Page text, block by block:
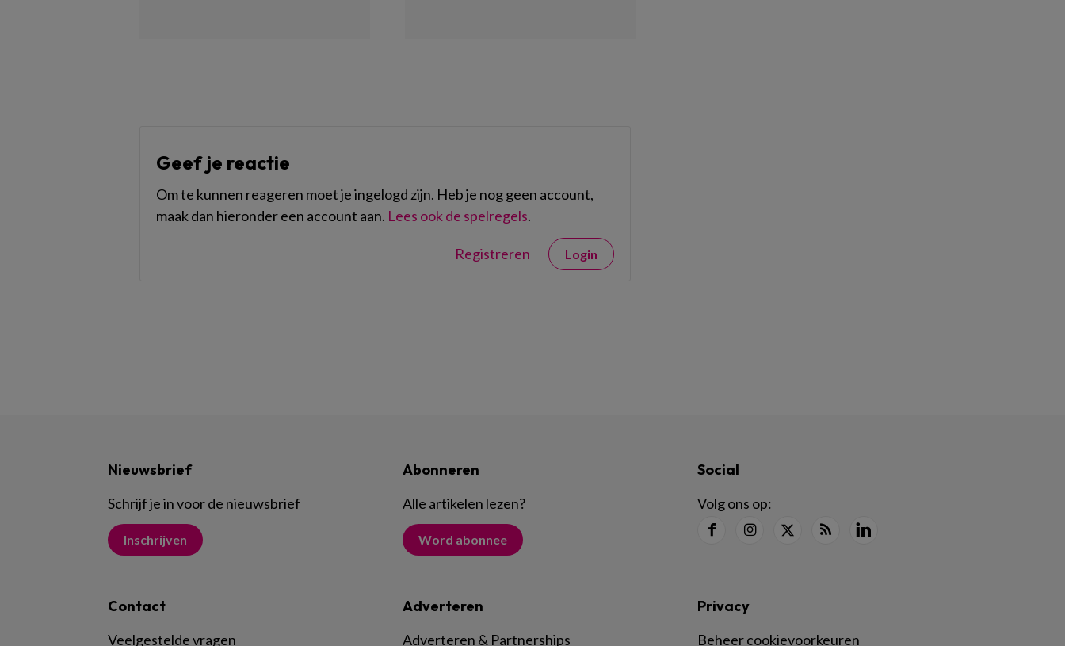
Geef je reactie
Om te kunnen reageren moet je ingelogd zijn. Heb je nog geen account,
maak dan hieronder een account aan. Lees ook de spelregels.
Registreren Login
Nieuwsbrief
Schrijf je in voor de nieuwsbrief
Inschrijven
Abonneren
Alle artikelen lezen?
Word abonnee
Social
Volg ons op:
Contact
Veelgestelde vragen
Adverteren
Adverteren & Partnerships
Privacy
Beheer cookievoorkeuren